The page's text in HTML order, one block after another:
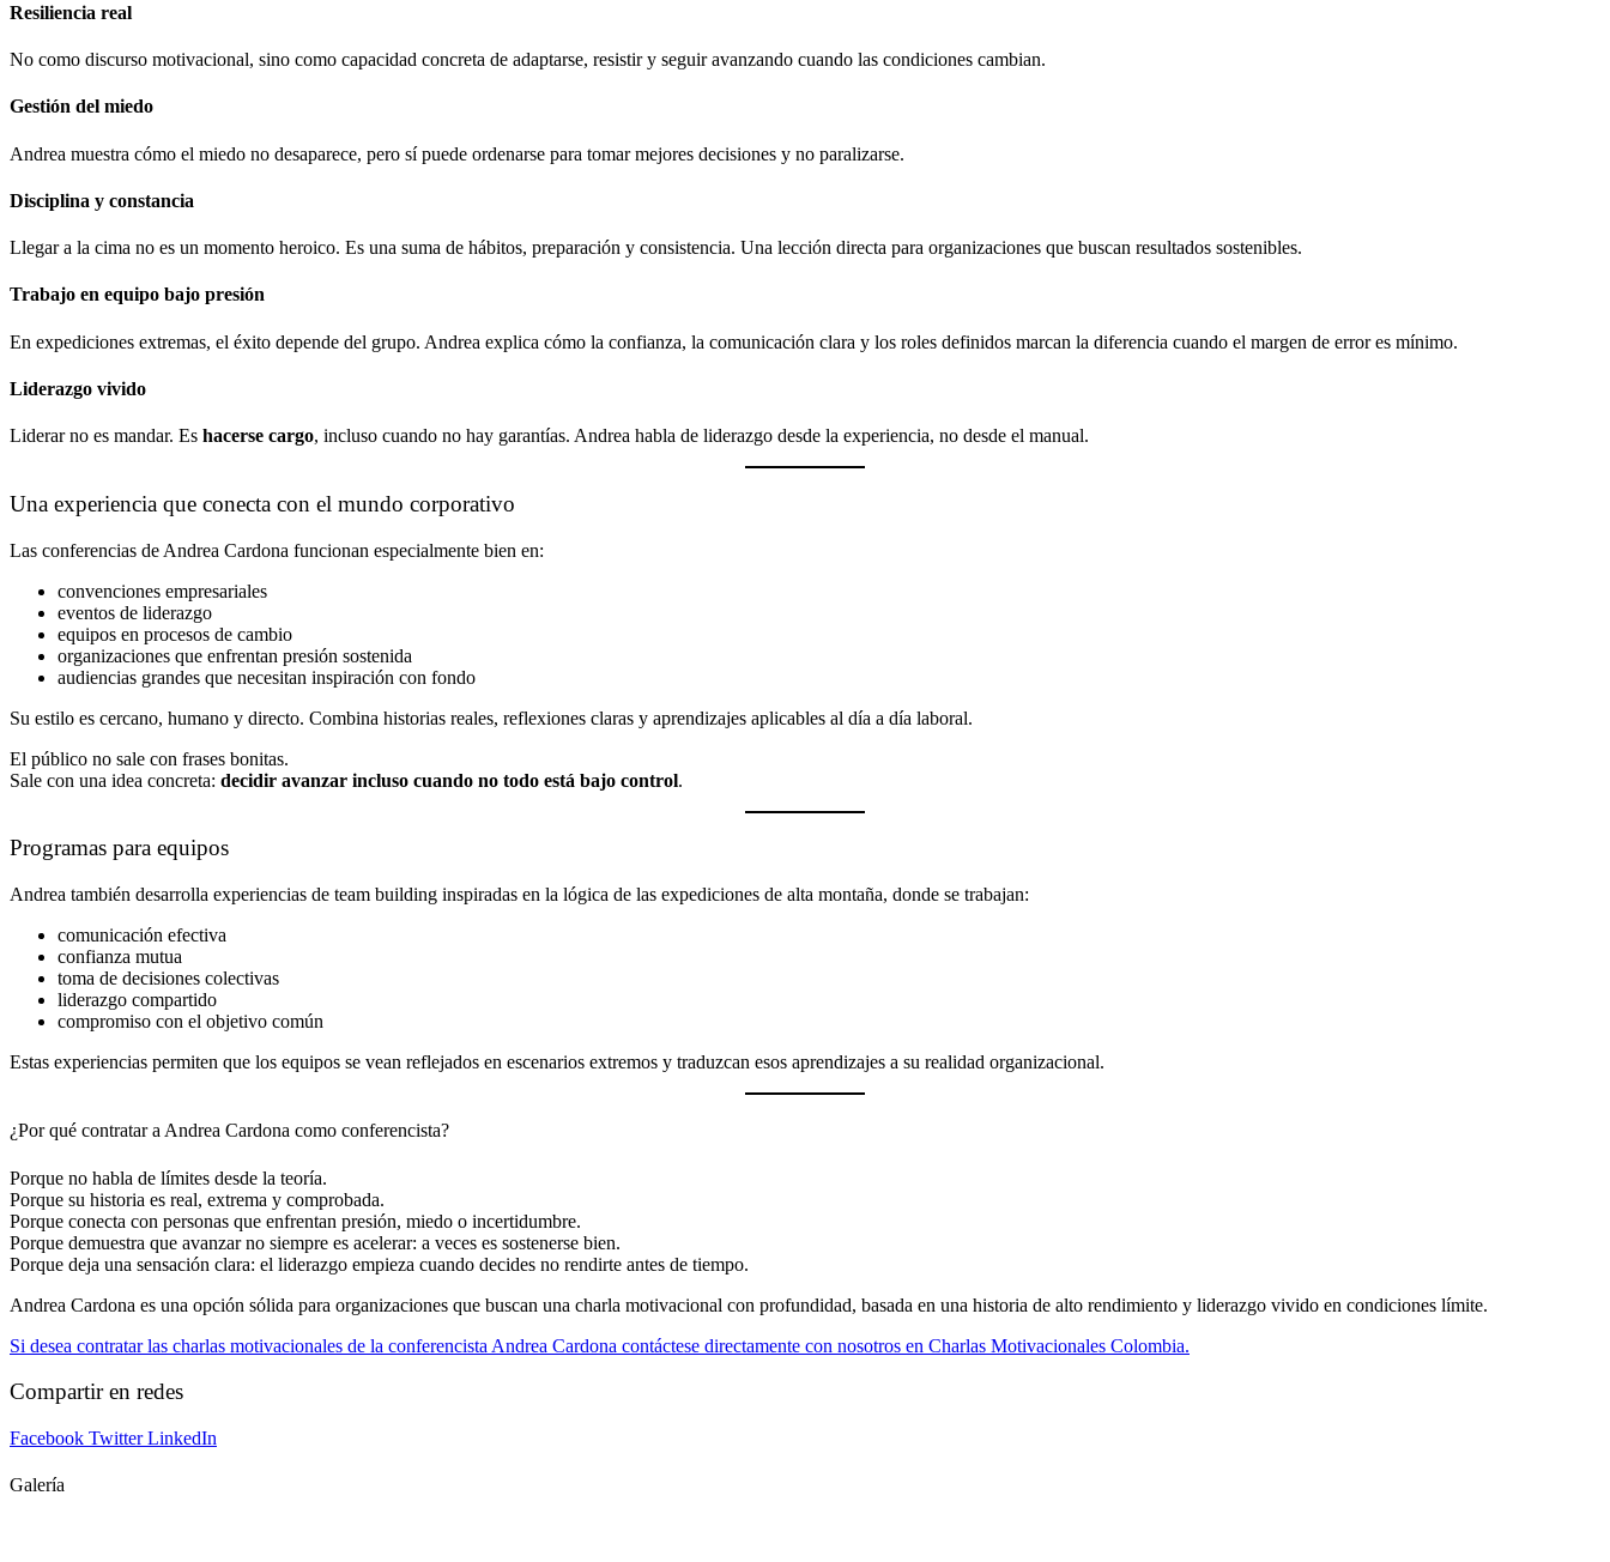
Resiliencia real
No como discurso motivacional, sino como capacidad concreta de adaptarse, resistir y seguir avanzando cuando las condiciones cambian.
Gestión del miedo
Andrea muestra cómo el miedo no desaparece, pero sí puede ordenarse para tomar mejores decisiones y no paralizarse.
Disciplina y constancia
Llegar a la cima no es un momento heroico. Es una suma de hábitos, preparación y consistencia. Una lección directa para organizaciones que buscan resultados sostenibles.
Trabajo en equipo bajo presión
En expediciones extremas, el éxito depende del grupo. Andrea explica cómo la confianza, la comunicación clara y los roles definidos marcan la diferencia cuando el margen de error es mínimo.
Liderazgo vivido
Liderar no es mandar. Es hacerse cargo, incluso cuando no hay garantías. Andrea habla de liderazgo desde la experiencia, no desde el manual.
Una experiencia que conecta con el mundo corporativo
Las conferencias de Andrea Cardona funcionan especialmente bien en:
convenciones empresariales
eventos de liderazgo
equipos en procesos de cambio
organizaciones que enfrentan presión sostenida
audiencias grandes que necesitan inspiración con fondo
Su estilo es cercano, humano y directo. Combina historias reales, reflexiones claras y aprendizajes aplicables al día a día laboral.
El público no sale con frases bonitas.
Sale con una idea concreta: decidir avanzar incluso cuando no todo está bajo control.
Programas para equipos
Andrea también desarrolla experiencias de team building inspiradas en la lógica de las expediciones de alta montaña, donde se trabajan:
comunicación efectiva
confianza mutua
toma de decisiones colectivas
liderazgo compartido
compromiso con el objetivo común
Estas experiencias permiten que los equipos se vean reflejados en escenarios extremos y traduzcan esos aprendizajes a su realidad organizacional.
¿Por qué contratar a Andrea Cardona como conferencista?
Porque no habla de límites desde la teoría.
Porque su historia es real, extrema y comprobada.
Porque conecta con personas que enfrentan presión, miedo o incertidumbre.
Porque demuestra que avanzar no siempre es acelerar: a veces es sostenerse bien.
Porque deja una sensación clara: el liderazgo empieza cuando decides no rendirte antes de tiempo.
Andrea Cardona es una opción sólida para organizaciones que buscan una charla motivacional con profundidad, basada en una historia de alto rendimiento y liderazgo vivido en condiciones límite.
Si desea contratar las charlas motivacionales de la conferencista Andrea Cardona contáctese directamente con nosotros en Charlas Motivacionales Colombia.
Compartir en redes
Facebook TwitterLinkedIn
Galería